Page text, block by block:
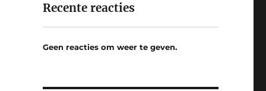
Recente reacties
Geen reacties om weer te geven.